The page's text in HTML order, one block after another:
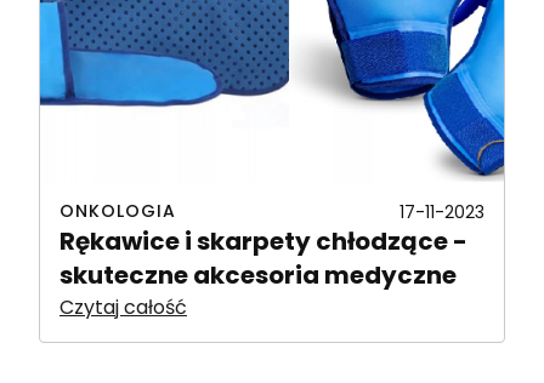
ONKOLOGIA 17-11-2023
Rękawice i skarpety chłodzące -
skuteczne akcesoria medyczne
Czytaj całość